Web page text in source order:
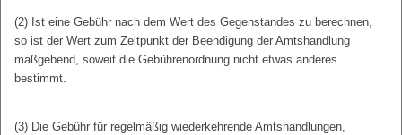
(2) Ist eine Gebühr nach dem Wert des Gegenstandes zu berechnen,
so ist der Wert zum Zeitpunkt der Beendigung der Amtshandlung
maßgebend, soweit die Gebührenordnung nicht etwas anderes
bestimmt.
(3) Die Gebühr für regelmäßig wiederkehrende Amtshandlungen,